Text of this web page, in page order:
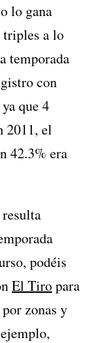
lo gana
triples a lo
temporada
con
que 4
2011, el
42.3% era
podéis
El Tiropara
zonas y